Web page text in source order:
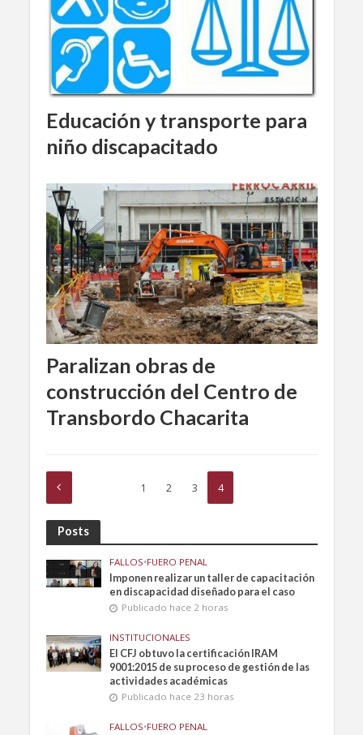
Educación y transporte para
niño discapacitado
Paralizan obras de
construcción del Centro de
Transbordo Chacarita
1 2 3 4
Posts
FALLOS•FUERO PENAL
Imponen realizar un taller de capacitación
en discapacidad diseñado para el caso
Publicado hace 2 horas
INSTITUCIONALES
El CFJ obtuvo la certificación IRAM
9001:2015 de su proceso de gestión de las
actividades académicas
Publicado hace 23 horas
FALLOS•FUERO PENAL